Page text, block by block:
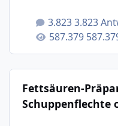
3.823
Fettsäuren-
Schuppenflechte